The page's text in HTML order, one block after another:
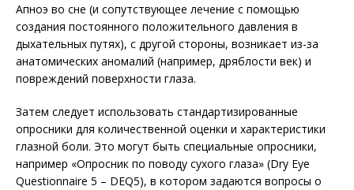
Апноэ во сне (и сопутствующее лечение с помощью
создания постоянного положительного давления в
дыхательных путях), с другой стороны, возникает из-за
анатомических аномалий (например, дряблости век) и
повреждений поверхности глаза.
Затем следует использовать стандартизированные
опросники для количественной оценки и характеристики
глазной боли. Это могут быть специальные опросники,
например «Опросник по поводу сухого глаза» (Dry Eye
Questionnaire 5 – DEQ5), в котором задаются вопросы о